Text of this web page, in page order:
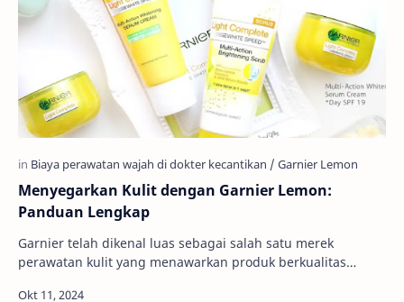
Menyegarkan Kulit dengan Garnier Lemon:
Panduan Lengkap
Garnier telah dikenal luas sebagai salah satu merek
perawatan kulit yang menawarkan produk berkualitas